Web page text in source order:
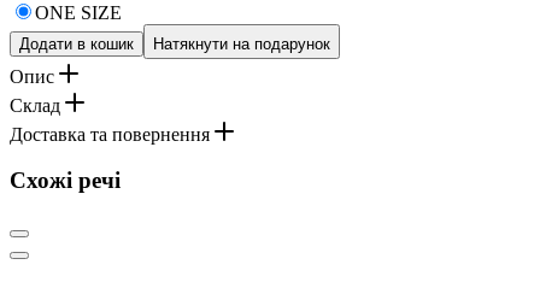
ONE SIZE
Додати в кошик Натякнути на подарунок
Опис
Склад
Доставка та повернення
Схожі речі